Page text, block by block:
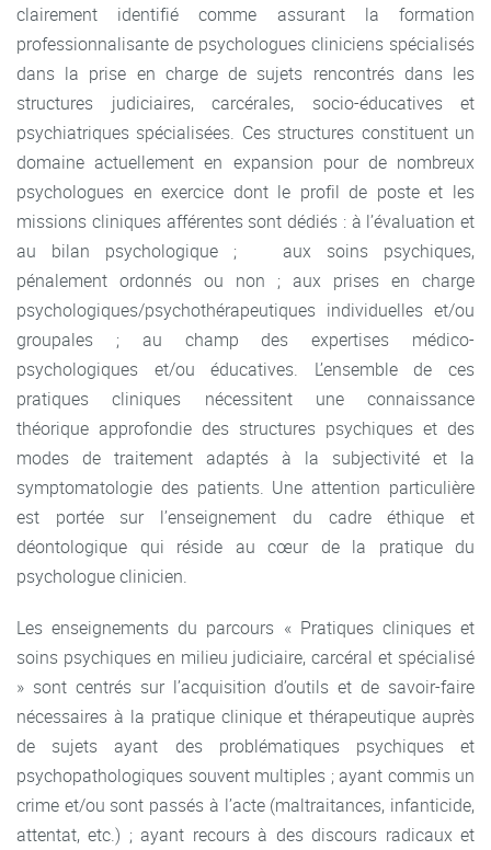
clairement identifié comme assurant la formation
professionnalisante de psychologues cliniciens spécialisés
dans la prise en charge de sujets rencontrés dans les
structures judiciaires, carcérales, socio-éducatives et
psychiatriques spécialisées. Ces structures constituent un
domaine actuellement en expansion pour de nombreux
psychologues en exercice dont le profil de poste et les
missions cliniques afférentes sont dédiés : à l’évaluation et
au bilan psychologique ; aux soins psychiques,
pénalement ordonnés ou non ; aux prises en charge
psychologiques/psychothérapeutiques individuelles et/ou
groupales ; au champ des expertises médico-
psychologiques et/ou éducatives. L’ensemble de ces
pratiques cliniques nécessitent une connaissance
théorique approfondie des structures psychiques et des
modes de traitement adaptés à la subjectivité et la
symptomatologie des patients. Une attention particulière
est portée sur l’enseignement du cadre éthique et
déontologique qui réside au cœur de la pratique du
psychologue clinicien.
Les enseignements du parcours « Pratiques cliniques et
soins psychiques en milieu judiciaire, carcéral et spécialisé
» sont centrés sur l’acquisition d’outils et de savoir-faire
nécessaires à la pratique clinique et thérapeutique auprès
de sujets ayant des problématiques psychiques et
psychopathologiques souvent multiples ; ayant commis un
crime et/ou sont passés à l’acte (maltraitances, infanticide,
attentat, etc.) ; ayant recours à des discours radicaux et